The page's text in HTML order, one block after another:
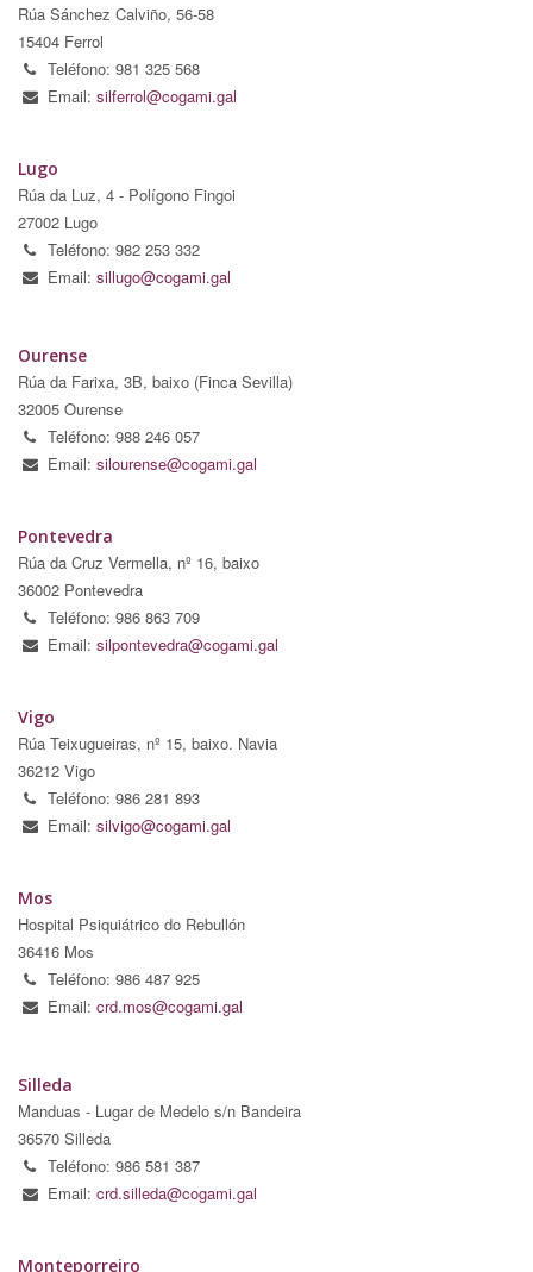
Rúa Sánchez Calviño, 56-58
15404 Ferrol
Teléfono: 981 325 568
Email: silferrol@cogami.gal
Lugo
Rúa da Luz, 4 - Polígono Fingoi
27002 Lugo
Teléfono: 982 253 332
Email: sillugo@cogami.gal
Ourense
Rúa da Farixa, 3B, baixo (Finca Sevilla)
32005 Ourense
Teléfono: 988 246 057
Email: silourense@cogami.gal
Pontevedra
Rúa da Cruz Vermella, nº 16, baixo
36002 Pontevedra
Teléfono: 986 863 709
Email: silpontevedra@cogami.gal
Vigo
Rúa Teixugueiras, nº 15, baixo. Navia
36212 Vigo
Teléfono: 986 281 893
Email: silvigo@cogami.gal
Mos
Hospital Psiquiátrico do Rebullón
36416 Mos
Teléfono: 986 487 925
Email: crd.mos@cogami.gal
Silleda
Manduas - Lugar de Medelo s/n Bandeira
36570 Silleda
Teléfono: 986 581 387
Email: crd.silleda@cogami.gal
Monteporreiro